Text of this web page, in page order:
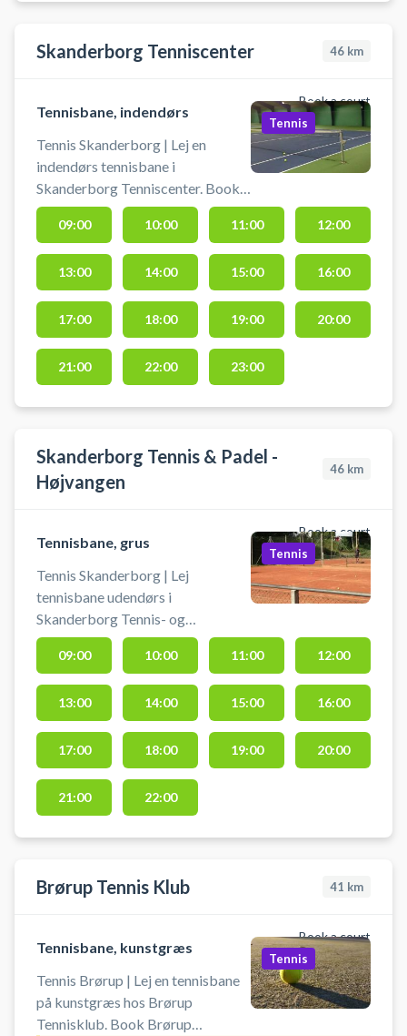
Skanderborg Tenniscenter 46 km
Book a court
Tennisbane, indendørs
Tennis Skanderborg | Lej en
indendørs tennisbane i
Skanderborg Tenniscenter. Book
tennisbane og spil tennis
indendørs i Skanderborg i
tennishallen hos tenniscentret.
Medbring selv tennisketcher og
bolde, da det ikke er muligt at leje
i centret. Der er mulighed for bad
og omklædning i hallen.
Tennis
09:00 10:00 11:00 12:00
13:00 14:00 15:00 16:00
17:00 18:00 19:00 20:00
21:00 22:00 23:00
Skanderborg Tennis & Padel -
Højvangen
46 km
Book a court
Tennisbane, grus
Tennis Skanderborg | Lej
tennisbane udendørs i
Skanderborg Tennis- og
Padelklub - Højvangen. Book en
tennisbane og spil tennis i
Skanderborg på grusbanerne i
tennisklubbens afdeling ved
Højvangen. Mulighed for bad og
omklædning i Tennishallen, der
ligger ved grusbanerne i
Højvangen.
Tennis
09:00 10:00 11:00 12:00
13:00 14:00 15:00 16:00
17:00 18:00 19:00 20:00
21:00 22:00
Brørup Tennis Klub 41 km
Book a court
Tennisbane, kunstgræs
Tennis Brørup | Lej en tennisbane
på kunstgræs hos Brørup
Tennisklub. Book Brørup
Tennis